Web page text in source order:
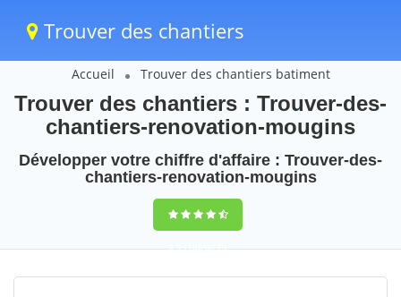
Trouver des chantiers
Accueil Trouver des chantiers batiment
Trouver des chantiers : Trouver-des-
chantiers-renovation-mougins
Développer votre chiffre d'affaire : Trouver-des-
chantiers-renovation-mougins
9,5(100%)73
votes